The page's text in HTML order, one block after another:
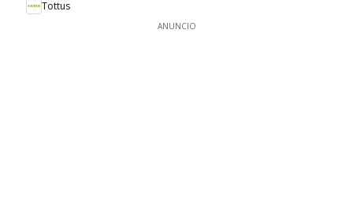
Tottus
ANUNCIO